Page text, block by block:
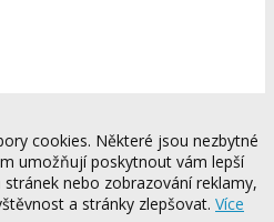
cookies. Některé jsou nezbytné
umožňují poskytnout vám lepší
nebo zobrazování reklamy,
a stránky zlepšovat. Více